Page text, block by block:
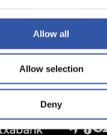
Allow all
Allow selection
Deny